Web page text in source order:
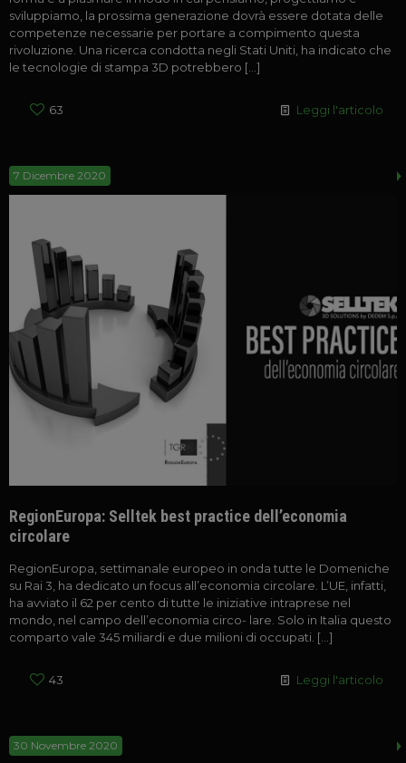
sviluppiamo, la prossima generazione dovrà essere dotata delle
competenze necessarie per portare a compimento questa
rivoluzione. Una ricerca condotta negli Stati Uniti, ha indicato che
le tecnologie di stampa 3D potrebbero […]
63 Leggi l'articolo
7 Dicembre 2020
RegionEuropa: Selltek best practice dell’economia
circolare
RegionEuropa, settimanale europeo in onda tutte le Domeniche
su Rai 3, ha dedicato un focus all’economia circolare. L’UE, infatti,
ha avviato il 62 per cento di tutte le iniziative intraprese nel
mondo, nel campo dell’economia circo- lare. Solo in Italia questo
comparto vale 345 miliardi e due milioni di occupati. […]
43 Leggi l'articolo
30 Novembre 2020